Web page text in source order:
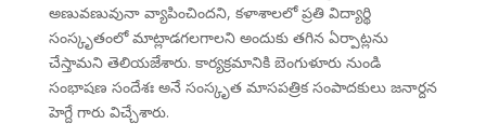
అణువణువునా వ్యాపించిందని, కళాశాలలో ప్రతి విద్యార్థి
సంస్కృతంలో మాట్లాడగలగాలని అందుకు తగిన ఏర్పాట్లను
చేస్తామని తెలియజేశారు. కార్యక్రమానికి బెంగుళూరు నుండి
సంభాషణ సందేశః అనే సంస్కృత మాసపత్రిక సంపాదకులు జనార్దన
హెగ్దే గారు విచ్చేశారు.